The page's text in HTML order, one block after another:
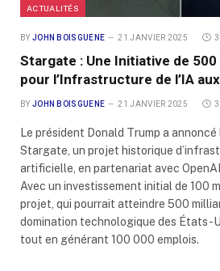
ACTUALITÉS
BY JOHN BOISGUENE 21 JANVIER 2025
Stargate : Une Initiative de
pour l’Infrastructure de l’IA
BY JOHN BOISGUENE 21 JANVIER 2025
Le président Donald Trump a
Stargate, un projet historique
artificielle, en partenariat avec
Avec un investissement initial de 100
projet, qui pourrait atteindre 500
domination technologique des États-
tout en générant 100 000 emplois.